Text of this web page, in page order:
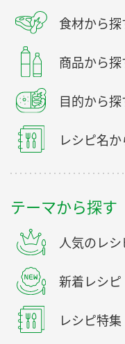
食材から探
商品から探
目的から探
レシピ名
テーマから探す
人気のレシ
新着レシピ
レシピ特集